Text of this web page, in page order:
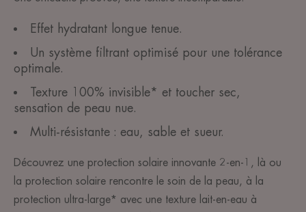
Effet hydratant longue tenue.
Un système filtrant optimisé pour une tolérance
optimale.
Texture 100% invisible* et toucher sec,
sensation de peau nue.
Multi-résistante : eau, sable et sueur.
Découvrez une protection solaire innovante 2-en-1, là ou
la protection solaire rencontre le soin de la peau, à la
protection ultra-large* avec une texture lait-en-eau à